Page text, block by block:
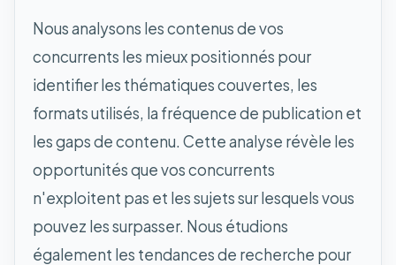
Nous analysons les contenus de vos
concurrents les mieux positionnés pour
identifier les thématiques couvertes, les
formats utilisés, la fréquence de publication et
les gaps de contenu. Cette analyse révèle les
opportunités que vos concurrents
n'exploitent pas et les sujets sur lesquels vous
pouvez les surpasser. Nous étudions
également les tendances de recherche pour